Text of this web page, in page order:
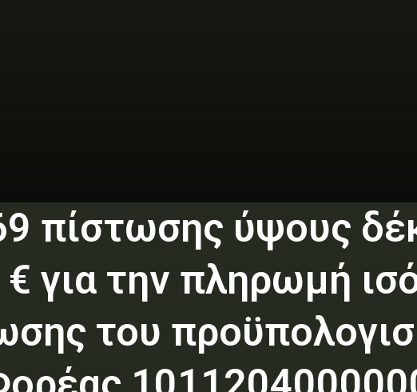
πίστωσης ύψους
για την πληρωμή
του